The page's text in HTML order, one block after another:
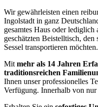
Wir gewährleisten einen
Ingolstadt in ganz
gesamtes Haus oder
geschätzten Beistelltisch,
Sessel transportieren möchten.
Mit mehr als 14 Jahren
traditionsreichen
Ihnen unser professionelles
Verfügung. Innerhalb von nur